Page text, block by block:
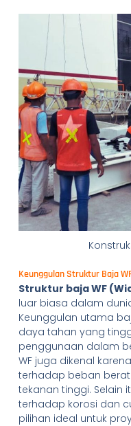
Keunggulan Struktur Baja
Struktur baja WF
luar biasa dalam
Keunggulan utama
daya tahan yang
penggunaan dalam
WF juga dikenal
terhadap beban
tekanan tinggi. Selain
terhadap korosi dan
pilihan ideal untuk